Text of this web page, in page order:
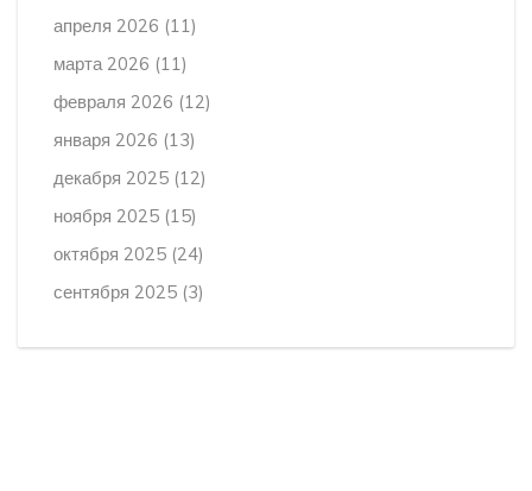
апреля 2026 (11)
марта 2026 (11)
февраля 2026 (12)
января 2026 (13)
декабря 2025 (12)
ноября 2025 (15)
октября 2025 (24)
сентября 2025 (3)